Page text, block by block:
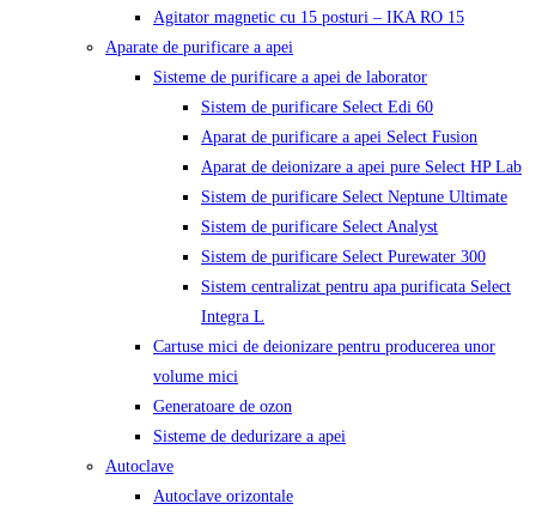
Agitator magnetic cu 15 posturi – IKA RO 15
Aparate de purificare a apei
Sisteme de purificare a apei de laborator
Sistem de purificare Select Edi 60
Aparat de purificare a apei Select Fusion
Aparat de deionizare a apei pure Select HP Lab
Sistem de purificare Select Neptune Ultimate
Sistem de purificare Select Analyst
Sistem de purificare Select Purewater 300
Sistem centralizat pentru apa purificata Select
Integra L
Cartuse mici de deionizare pentru producerea unor
volume mici
Generatoare de ozon
Sisteme de dedurizare a apei
Autoclave
Autoclave orizontale